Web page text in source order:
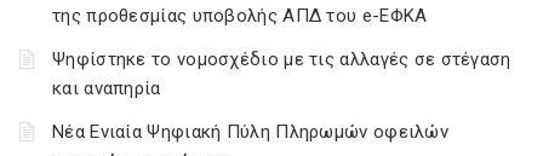
της προθεσμίας υποβολής ΑΠΔ του e-ΕΦΚΑ
Ψηφίστηκε το νομοσχέδιο με τις αλλαγές σε στέγαση
και αναπηρία
Νέα Ενιαία Ψηφιακή Πύλη Πληρωμών οφειλών